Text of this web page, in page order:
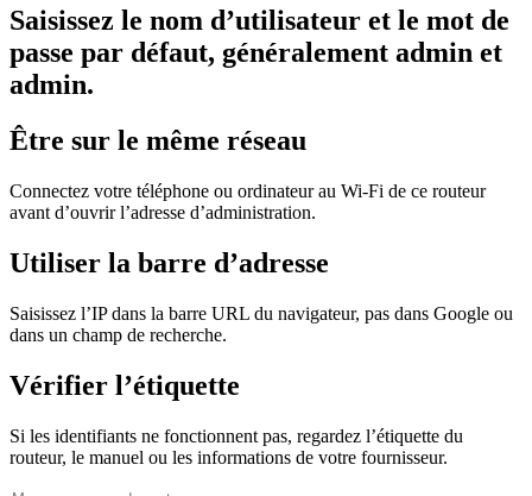
Saisissez le nom d’utilisateur et le mot de
passe par défaut, généralement admin et
admin.
Être sur le même réseau
Connectez votre téléphone ou ordinateur au Wi‑Fi de ce routeur
avant d’ouvrir l’adresse d’administration.
Utiliser la barre d’adresse
Saisissez l’IP dans la barre URL du navigateur, pas dans Google ou
dans un champ de recherche.
Vérifier l’étiquette
Si les identifiants ne fonctionnent pas, regardez l’étiquette du
routeur, le manuel ou les informations de votre fournisseur.